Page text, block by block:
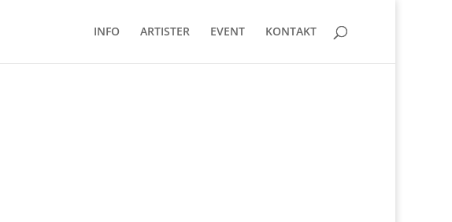
INFO ARTISTER EVENT KONTAKT